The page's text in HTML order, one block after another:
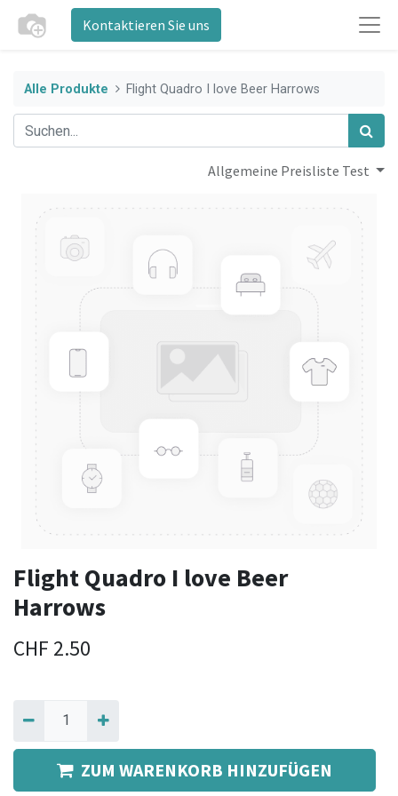
Kontaktieren Sie uns
Alle Produkte Flight Quadro I love Beer Harrows
Allgemeine Preisliste Test
Flight Quadro I love Beer
Harrows
CHF 2.50
ZUM WARENKORB HINZUFÜGEN